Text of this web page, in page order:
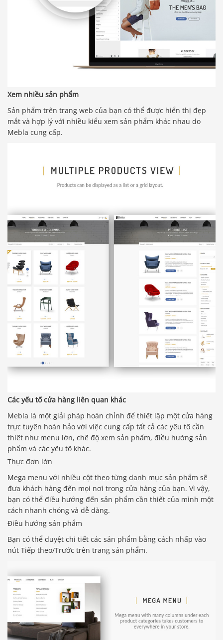
Xem nhiều sản phẩm
Sản phẩm trên trang web của bạn có thể được hiển thị đẹp
mắt và hợp lý với nhiều kiểu xem sản phẩm khác nhau do
Mebla cung cấp.
Các yếu tố cửa hàng liên quan khác
Mebla là một giải pháp hoàn chỉnh để thiết lập một cửa hàng
trực tuyến hoàn hảo với việc cung cấp tất cả các yếu tố cần
thiết như menu lớn, chế độ xem sản phẩm, điều hướng sản
phẩm và các yếu tố khác.
Thực đơn lớn
Mega menu với nhiều cột theo từng danh mục sản phẩm sẽ
đưa khách hàng đến mọi nơi trong cửa hàng của bạn. Vì vậy,
bạn có thể điều hướng đến sản phẩm cần thiết của mình một
cách nhanh chóng và dễ dàng.
Điều hướng sản phẩm
Bạn có thể duyệt chi tiết các sản phẩm bằng cách nhấp vào
nút Tiếp theo/Trước trên trang sản phẩm.